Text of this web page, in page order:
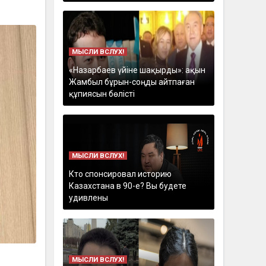
МЫСЛИ ВСЛУХ!
«Назарбаев үйіне шақырды»: ақын
Жамбыл бұрын-соңды айтпаған
құпиясын бөлісті
МЫСЛИ ВСЛУХ!
Кто спонсировал историю
Казахстана в 90-е? Вы будете
удивлены
МЫСЛИ ВСЛУХ!